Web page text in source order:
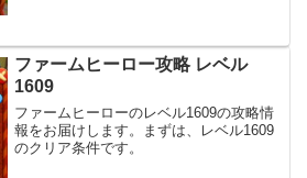
ファームヒーロー攻略 レベル
1609
ファームヒーローのレベル1609の攻略情
報をお届けします。まずは、レベル1609
のクリア条件です。